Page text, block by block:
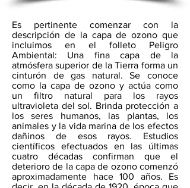
Es pertinente comenzar con la
descripción de la capa de ozono que
incluimos en el folleto Peligro
Ambiental: Una fina capa de la
atmósfera superior de la Tierra forma un
cinturón de gas natural. Se conoce
como la capa de ozono y actúa como
un filtro natural para los rayos
ultravioleta del sol. Brinda protección a
los seres humanos, las plantas, los
animales y la vida marina de los efectos
dañinos de esos rayos. Estudios
científicos efectuados en las últimas
cuatro décadas confirman que el
deterioro de la capa de ozono comenzó
aproximadamente hace 100 años. Es